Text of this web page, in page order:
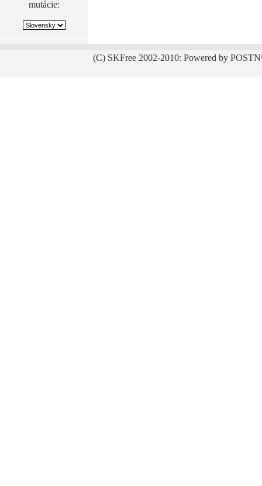
mutácie:
(C) SKFree 2002-2010: Powered by